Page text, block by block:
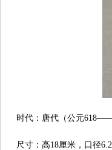
时代：唐代（公元
尺寸：高18厘米，口径6.2